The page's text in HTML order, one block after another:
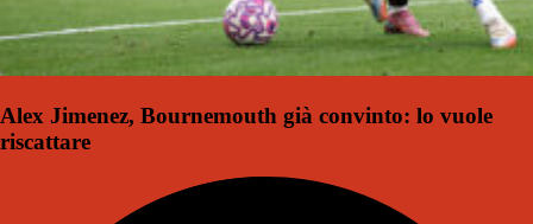
Alex Jimenez, Bournemouth già convinto: lo vuole
riscattare